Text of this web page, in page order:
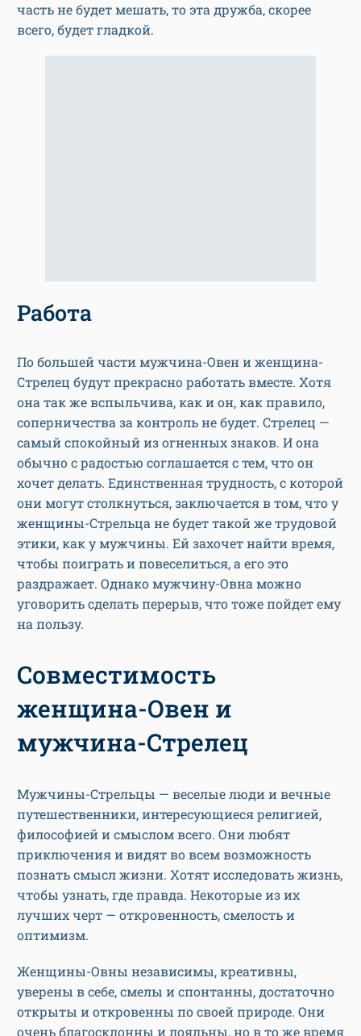
часть не будет мешать, то эта дружба, скорее
всего, будет гладкой.
Работа
По большей части мужчина-Овен и женщина-
Стрелец будут прекрасно работать вместе. Хотя
она так же вспыльчива, как и он, как правило,
соперничества за контроль не будет. Стрелец —
самый спокойный из огненных знаков. И она
обычно с радостью соглашается с тем, что он
хочет делать. Единственная трудность, с которой
они могут столкнуться, заключается в том, что у
женщины-Стрельца не будет такой же трудовой
этики, как у мужчины. Ей захочет найти время,
чтобы поиграть и повеселиться, а его это
раздражает. Однако мужчину-Овна можно
уговорить сделать перерыв, что тоже пойдет ему
на пользу.
Совместимость
женщина-Овен и
мужчина-Стрелец
Мужчины-Стрельцы — веселые люди и вечные
путешественники, интересующиеся религией,
философией и смыслом всего. Они любят
приключения и видят во всем возможность
познать смысл жизни. Хотят исследовать жизнь,
чтобы узнать, где правда. Некоторые из их
лучших черт — откровенность, смелость и
оптимизм.
Женщины-Овны независимы, креативны,
уверены в себе, смелы и спонтанны, достаточно
открыты и откровенны по своей природе. Они
очень благосклонны и лояльны, но в то же время